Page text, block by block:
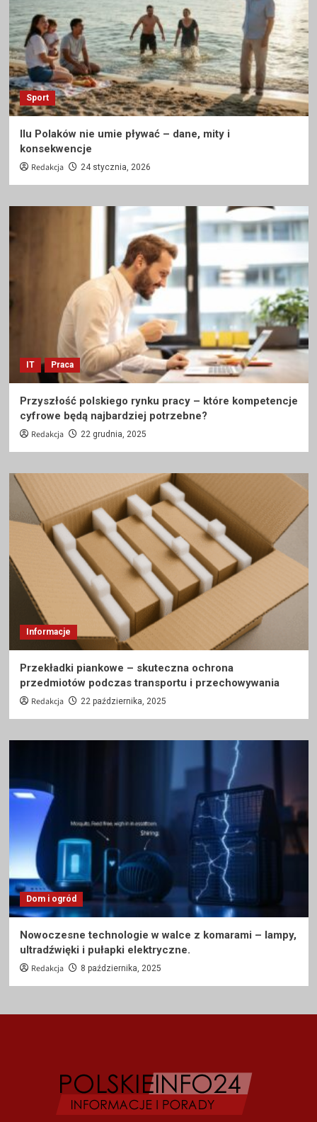
Sport
Ilu Polaków nie umie pływać – dane, mity i
konsekwencje
Redakcja 24 stycznia, 2026
IT Praca
Przyszłość polskiego rynku pracy – które kompetencje
cyfrowe będą najbardziej potrzebne?
Redakcja 22 grudnia, 2025
Informacje
Przekładki piankowe – skuteczna ochrona
przedmiotów podczas transportu i przechowywania
Redakcja 22 października, 2025
Dom i ogród
Nowoczesne technologie w walce z komarami – lampy,
ultradźwięki i pułapki elektryczne.
Redakcja 8 października, 2025